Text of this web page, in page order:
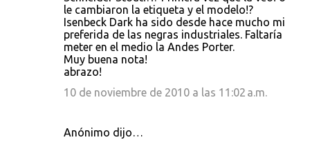
le cambiaron la etiqueta y el modelo!?
Isenbeck Dark ha sido desde hace mucho mi
preferida de las negras industriales. Faltaría
meter en el medio la Andes Porter.
Muy buena nota!
abrazo!
10 de noviembre de 2010 a las 11:02 a.m.
Anónimo dijo…